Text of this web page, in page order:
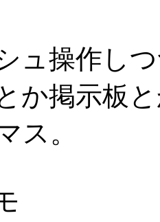
ュ操作し
か掲示板
ス。